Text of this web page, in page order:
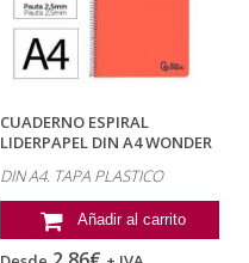
CUADERNO ESPIRAL
LIDERPAPEL DIN A4 WONDER
DIN A4. TAPA PLASTICO
Añadir al carrito